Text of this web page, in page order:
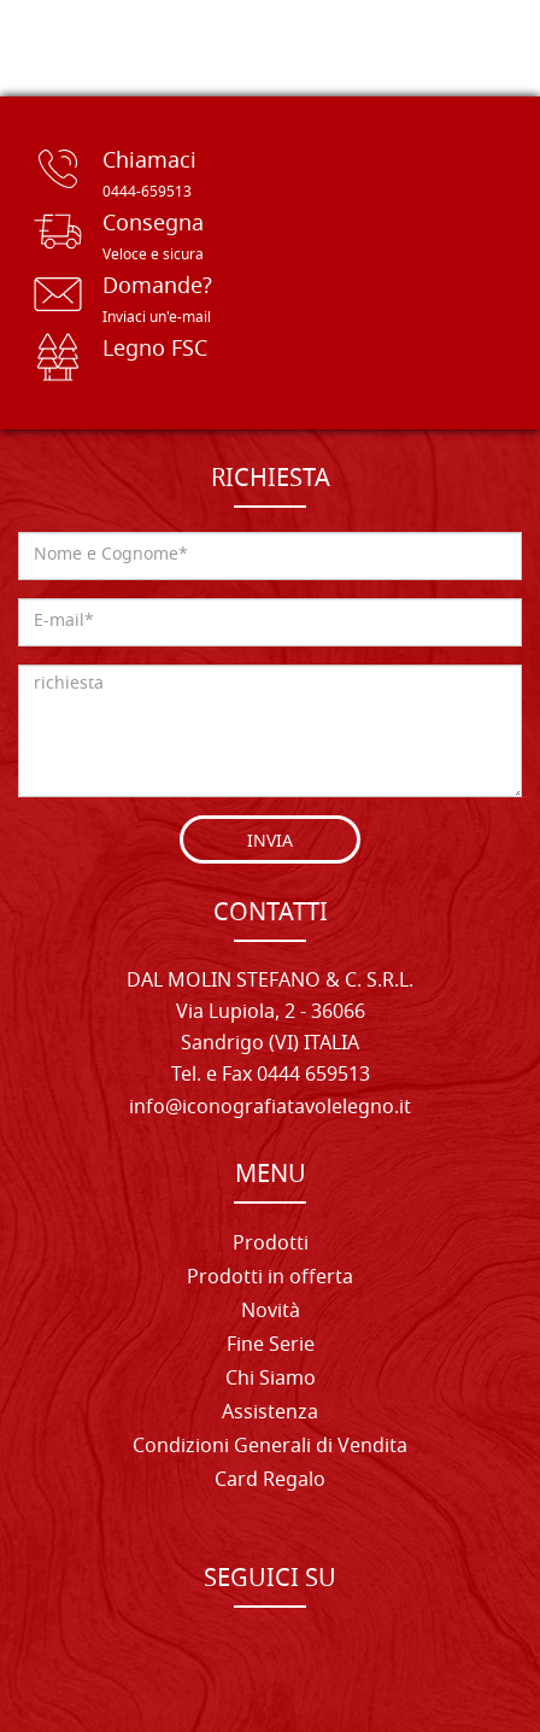
Chiamaci
0444-659513
Consegna
Veloce e sicura
Domande?
Inviaci un'e-mail
Legno FSC
RICHIESTA
INVIA
CONTATTI
DAL MOLIN STEFANO & C. S.R.L.
Via Lupiola, 2 - 36066
Sandrigo (VI) ITALIA
Tel. e Fax 0444 659513
info@iconografiatavolelegno.it
MENU
Prodotti
Prodotti in offerta
Novità
Fine Serie
Chi Siamo
Assistenza
Condizioni Generali di Vendita
Card Regalo
SEGUICI SU